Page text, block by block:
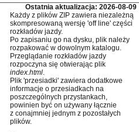
Ostatnia aktualizacja: 2026-08-09
Każdy z plików ZIP zawiera niezależną
skompresowaną wersję 'off line' części
rozkładów jazdy.
Po zapisaniu go na dysku, plik należy
rozpakować w dowolnym katalogu.
Przeglądanie rozkładów jazdy
rozpoczyna się otwierając plik
index.html.
Plik 'przesiadki' zawiera dodatkowe
informacje o przesiadkach na
poszczególnych przystankach,
powinien być on używany łącznie
z conajmniej jednym z pozostałych
plików.